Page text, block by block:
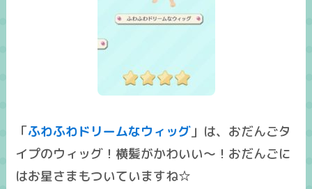
「ふわふわドリームなウィッグ 」は、おだんごタ
イプのウィッグ！横髪がかわいい～！おだんごに
はお星さまもついていますね☆